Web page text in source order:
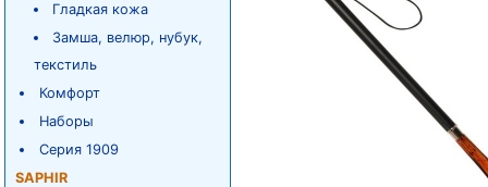
Гладкая кожа
Замша, велюр, нубук,
текстиль
Комфорт
Наборы
Серия 1909
SAPHIR